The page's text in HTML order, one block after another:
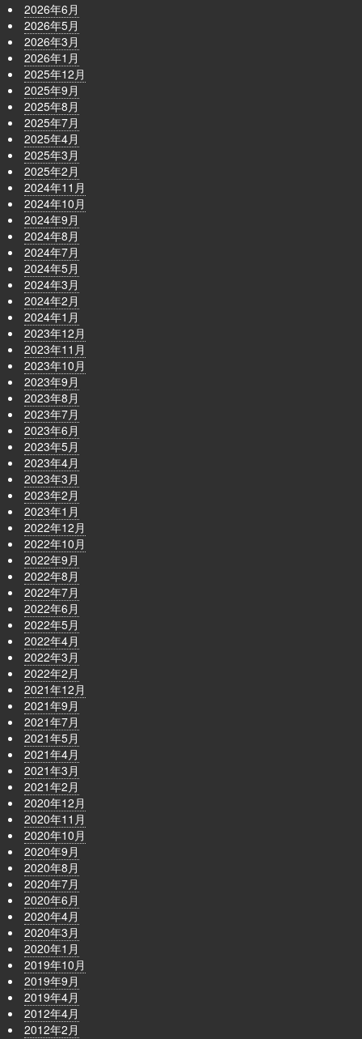
2026年6月
2026年5月
2026年3月
2026年1月
2025年12月
2025年9月
2025年8月
2025年7月
2025年4月
2025年3月
2025年2月
2024年11月
2024年10月
2024年9月
2024年8月
2024年7月
2024年5月
2024年3月
2024年2月
2024年1月
2023年12月
2023年11月
2023年10月
2023年9月
2023年8月
2023年7月
2023年6月
2023年5月
2023年4月
2023年3月
2023年2月
2023年1月
2022年12月
2022年10月
2022年9月
2022年8月
2022年7月
2022年6月
2022年5月
2022年4月
2022年3月
2022年2月
2021年12月
2021年9月
2021年7月
2021年5月
2021年4月
2021年3月
2021年2月
2020年12月
2020年11月
2020年10月
2020年9月
2020年8月
2020年7月
2020年6月
2020年4月
2020年3月
2020年1月
2019年10月
2019年9月
2019年4月
2012年4月
2012年2月